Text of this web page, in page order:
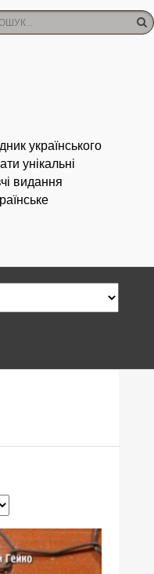
українського
унікальні
видання